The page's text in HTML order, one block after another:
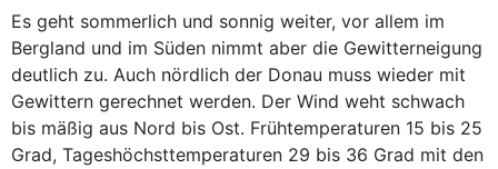
Es geht sommerlich und sonnig weiter, vor allem im
Bergland und im Süden nimmt aber die Gewitterneigung
deutlich zu. Auch nördlich der Donau muss wieder mit
Gewittern gerechnet werden. Der Wind weht schwach
bis mäßig aus Nord bis Ost. Frühtemperaturen 15 bis 25
Grad, Tageshöchsttemperaturen 29 bis 36 Grad mit den